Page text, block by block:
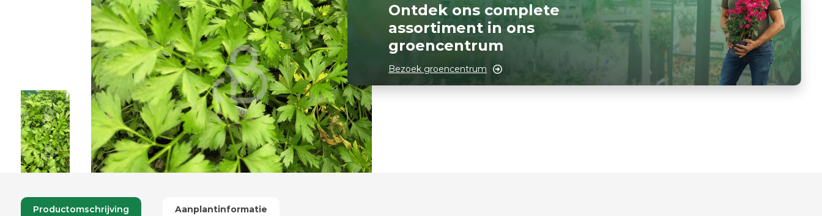
Ontdek ons complete
assortiment in ons
groencentrum
Bezoek groencentrum
Productomschrijving Aanplantinformatie